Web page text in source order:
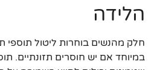
הלידה
חלק מהנשים בוחרות ליטול תוספי